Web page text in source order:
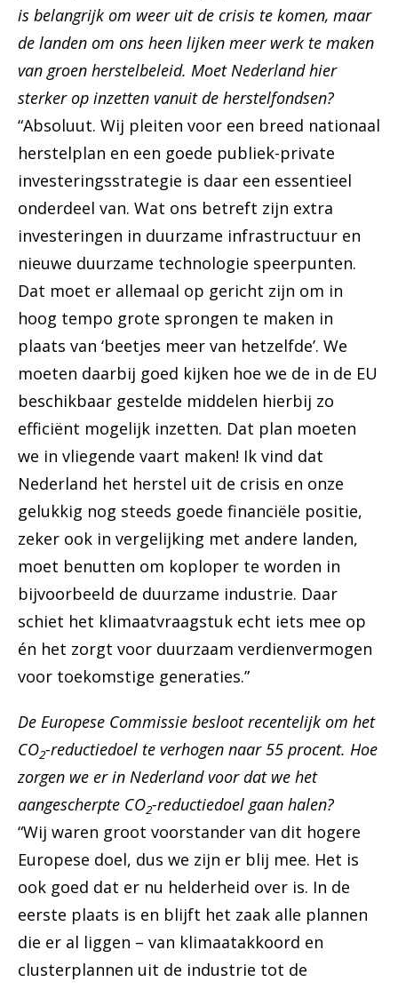
is belangrijk om weer uit de crisis te komen, maar
de landen om ons heen lijken meer werk te maken
van groen herstelbeleid. Moet Nederland hier
sterker op inzetten vanuit de herstelfondsen?
“Absoluut. Wij pleiten voor een breed nationaal
herstelplan en een goede publiek-private
investeringsstrategie is daar een essentieel
onderdeel van. Wat ons betreft zijn extra
investeringen in duurzame infrastructuur en
nieuwe duurzame technologie speerpunten.
Dat moet er allemaal op gericht zijn om in
hoog tempo grote sprongen te maken in
plaats van ‘beetjes meer van hetzelfde’. We
moeten daarbij goed kijken hoe we de in de EU
beschikbaar gestelde middelen hierbij zo
efficiënt mogelijk inzetten. Dat plan moeten
we in vliegende vaart maken! Ik vind dat
Nederland het herstel uit de crisis en onze
gelukkig nog steeds goede financiële positie,
zeker ook in vergelijking met andere landen,
moet benutten om koploper te worden in
bijvoorbeeld de duurzame industrie. Daar
schiet het klimaatvraagstuk echt iets mee op
én het zorgt voor duurzaam verdienvermogen
voor toekomstige generaties.”
De Europese Commissie besloot recentelijk om het
CO2-reductiedoel te verhogen naar 55 procent. Hoe
zorgen we er in Nederland voor dat we het
aangescherpte CO2-reductiedoel gaan halen?
“Wij waren groot voorstander van dit hogere
Europese doel, dus we zijn er blij mee. Het is
ook goed dat er nu helderheid over is. In de
eerste plaats is en blijft het zaak alle plannen
die er al liggen – van klimaatakkoord en
clusterplannen uit de industrie tot de